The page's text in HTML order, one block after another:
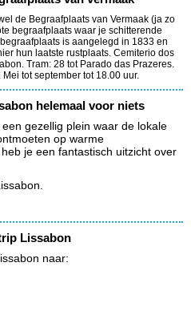
de Begraafplaats van Vermaak (ja zo
begraafplaats waar je schitterende
is aangelegd in 1833 en
hun laatste rustplaats. Cemiterio dos
Tram: 28 tot Parado das Prazeres.
tot september tot 18.00 uur.
helemaal voor niets
gezellig plein waar de lokale
op warme
je een fantastisch uitzicht over
Lissabon
naar: